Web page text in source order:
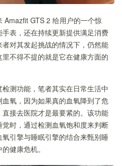
Amazfit GTS 2 给用户的一个惊
表，还在持续更新提供满足消费
对其发起挑战的情况下，仍然能
不得不提的就是它在健康方面的
测功能，笔者其实在日常生活中
氧，因为如果真的血氧降到了危
接去医院才是最要紧的。该功能
时，通过检测血氧饱和度来判断
引擎与睡眠引擎的结合来甄别睡
健康危机。